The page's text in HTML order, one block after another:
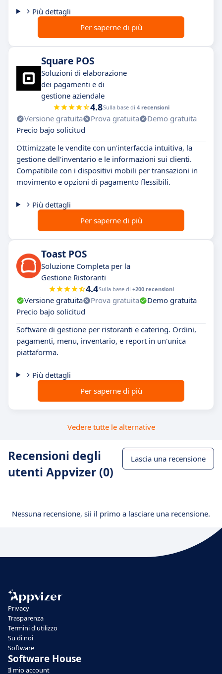
Più dettagli
Per saperne di più
Square POS
Soluzioni di elaborazione
dei pagamenti e di
gestione aziendale
4.8Sulla base di 4 recensioni
Versione gratuita Prova gratuita
Demo gratuita
Precio bajo solicitud
Ottimizzate le vendite con un'interfaccia intuitiva, la
gestione dell'inventario e le informazioni sui clienti.
Compatibile con i dispositivi mobili per transazioni in
movimento e opzioni di pagamento flessibili.
Più dettagli
Per saperne di più
Toast POS
Soluzione Completa per la
Gestione Ristoranti
4.4Sulla base di +200 recensioni
Versione gratuita Prova gratuita
Demo gratuita
Precio bajo solicitud
Software di gestione per ristoranti e catering. Ordini,
pagamenti, menu, inventario, e report in un'unica
piattaforma.
Più dettagli
Per saperne di più
Vedere tutte le alternative
Recensioni degli
utenti Appvizer (0)
Lascia una recensione
Nessuna recensione, sii il primo a lasciare una recensione.
Privacy
Trasparenza
Termini d'utilizzo
Su di noi
Software
Software House
Il mio account